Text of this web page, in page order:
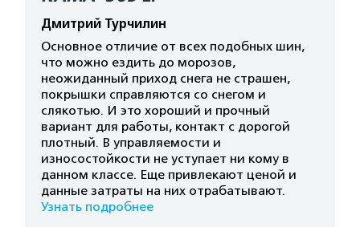
Дмитрий Турчилин
Основное отличие от всех подобных шин,
что можно ездить до морозов,
неожиданный приход снега не страшен,
покрышки справляются со снегом и
слякотью. И это хороший и прочный
вариант для работы, контакт с дорогой
плотный. В управляемости и
износостойкости не уступает ни кому в
данном классе. Еще привлекают ценой и
данные затраты на них отрабатывают.
Узнать подробнее